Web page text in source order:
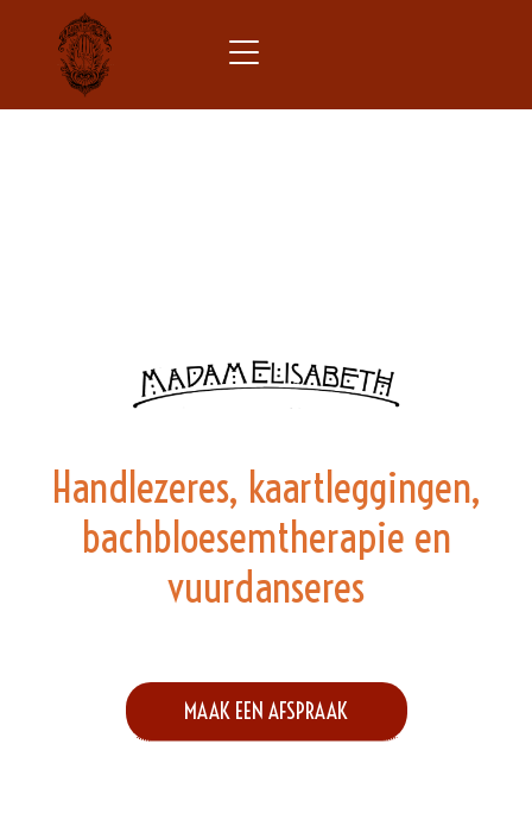
Handlezeres, kaartleggingen,
bachbloesemtherapie en
vuurdanseres
MAAK EEN AFSPRAAK